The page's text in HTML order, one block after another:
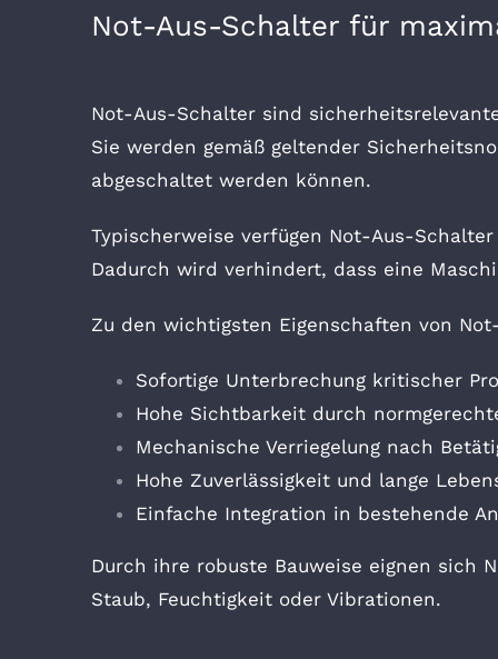
Not-Aus-Schalter für
Not-Aus-Schalter sind
Sie werden gemäß geltender
abgeschaltet werden können.
Typischerweise verfügen Not-Aus-
Dadurch wird verhindert, dass eine
Zu den wichtigsten Eigenschaften von
Sofortige Unterbrechung kritischer
Hohe Sichtbarkeit durch
Mechanische Verriegelung nach
Hohe Zuverlässigkeit und lange
Einfache Integration in bestehende
Durch ihre robuste Bauweise eignen sich
Staub, Feuchtigkeit oder Vibrationen.